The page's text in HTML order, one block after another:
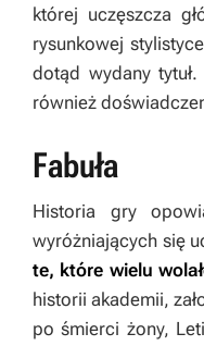
której uczęszcza
rysunkowej
dotąd wydany
również
Fabuła
Historia gry
wyróżniających się
te, które wielu
historii akademii,
po śmierci żony,